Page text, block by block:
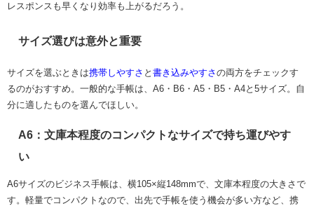
レスポンスも早くなり効率も上がるだろう。
サイズ選びは意外と重要
サイズを選ぶときは携帯しやすさ と 書き込みやすさの両方をチェックす
るのがおすすめ。一般的な手帳は、A6・B6・A5・B5・A4と5サイズ。自
分に適したものを選んでほしい。
A6：文庫本程度のコンパクトなサイズで持ち運びやす
い
A6サイズのビジネス手帳は、横105×縦148mmで、文庫本程度の大きさで
す。軽量でコンパクトなので、出先で手帳を使う機会が多い方など、携